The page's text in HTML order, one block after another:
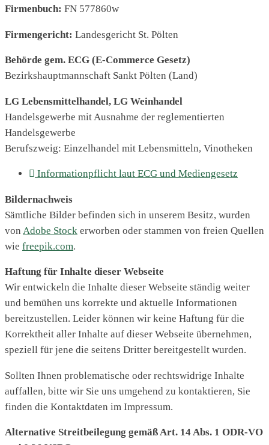
Firmenbuch: FN 577860w
Firmengericht: Landesgericht St. Pölten
Behörde gem. ECG (E-Commerce Gesetz)
Bezirkshauptmannschaft Sankt Pölten (Land)
LG Lebensmittelhandel, LG Weinhandel
Handelsgewerbe mit Ausnahme der reglementierten
Handelsgewerbe
Berufszweig: Einzelhandel mit Lebensmitteln, Vinotheken
Informationpflicht laut ECG und Mediengesetz
Bildernachweis
Sämtliche Bilder befinden sich in unserem Besitz, wurden
von Adobe Stock erworben oder stammen von freien Quellen
wie freepik.com.
Haftung für Inhalte dieser Webseite
Wir entwickeln die Inhalte dieser Webseite ständig weiter
und bemühen uns korrekte und aktuelle Informationen
bereitzustellen. Leider können wir keine Haftung für die
Korrektheit aller Inhalte auf dieser Webseite übernehmen,
speziell für jene die seitens Dritter bereitgestellt wurden.
Sollten Ihnen problematische oder rechtswidrige Inhalte
auffallen, bitte wir Sie uns umgehend zu kontaktieren, Sie
finden die Kontaktdaten im Impressum.
Alternative Streitbeilegung gemäß Art. 14 Abs. 1 ODR-VO